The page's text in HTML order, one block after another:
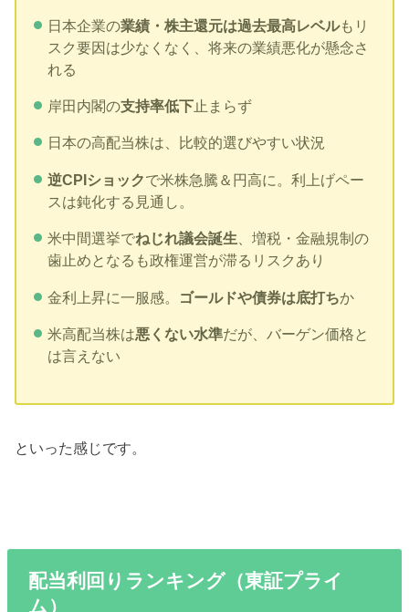
日本企業の業績・株主還元は過去最高レベルもリ
スク要因は少なくなく、将来の業績悪化が懸念さ
れる
岸田内閣の支持率低下止まらず
日本の高配当株は、比較的選びやすい状況
逆CPIショックで米株急騰＆円高に。利上げペー
スは鈍化する見通し。
米中間選挙でねじれ議会誕生 、増税・金融規制の
歯止めとなるも政権運営が滞るリスクあり
金利上昇に一服感。 ゴールドや債券は底打ちか
米高配当株は悪くない水準だが、バーゲン価格と
は言えない
といった感じです。
配当利回りランキング（東証プライ
ム）